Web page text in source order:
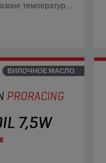
температур.
ВИЛОЧНОЕ МАСЛО
PRORACING
7,5W